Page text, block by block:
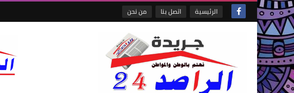
الرئيسية اتصل بنا من نحن